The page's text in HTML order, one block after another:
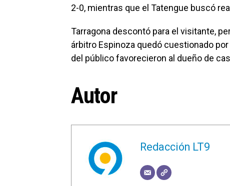
2-0, mientras que el Tatengue buscó
Tarragona descontó para el visitante,
árbitro Espinoza quedó cuestionado
del público favorecieron al dueño de
Autor
Redacción LT9